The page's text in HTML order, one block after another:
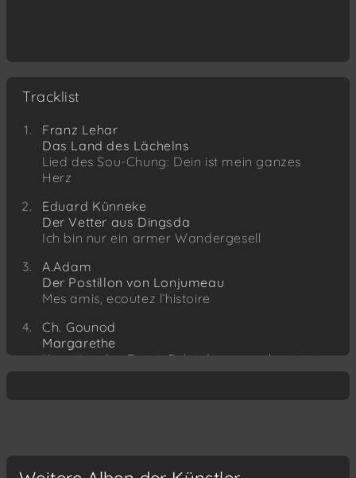
Tracklist
Franz Lehar
Das Land des Lächelns
Lied des Sou-Chung: Dein ist mein ganzes
Herz
Eduard Künneke
Der Vetter aus Dingsda
Ich bin nur ein armer Wandergesell
A.Adam
Der Postillon von Lonjumeau
Mes amis, ecoutez l`histoire
Ch. Gounod
Margarethe
Kavatine des Faust: Salut,demeure chaste et
pure
E. Toselli